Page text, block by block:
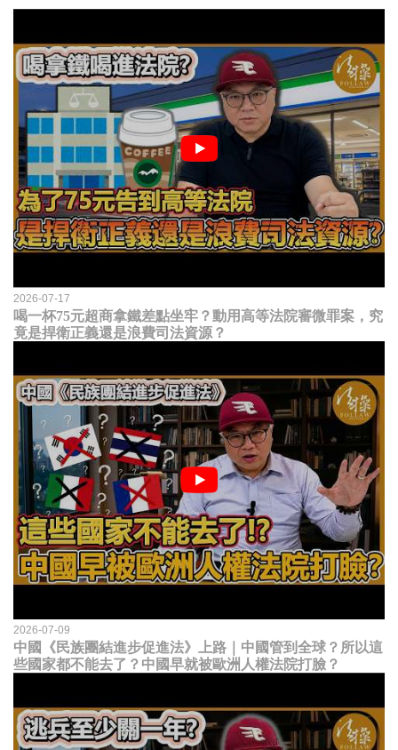
2026-07-17
喝一杯75元超商拿鐵差點坐牢？動用高等法院審微罪案，究
竟是捍衛正義還是浪費司法資源？
2026-07-09
中國《民族團結進步促進法》上路｜中國管到全球？所以這
些國家都不能去了？中國早就被歐洲人權法院打臉？